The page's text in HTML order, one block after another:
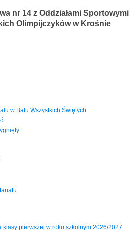
nr 14 z Oddziałami Sportowymi
Olimpijczyków w Krośnie
w Balu Wszystkich Świętych
klasy pierwszej w roku szkolnym 2026/2027